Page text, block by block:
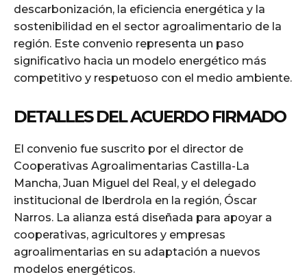
descarbonización, la eficiencia energética y la
sostenibilidad en el sector agroalimentario de la
región. Este convenio representa un paso
significativo hacia un modelo energético más
competitivo y respetuoso con el medio ambiente.
DETALLES DEL ACUERDO FIRMADO
El convenio fue suscrito por el director de
Cooperativas Agroalimentarias Castilla-La
Mancha, Juan Miguel del Real, y el delegado
institucional de Iberdrola en la región, Óscar
Narros. La alianza está diseñada para apoyar a
cooperativas, agricultores y empresas
agroalimentarias en su adaptación a nuevos
modelos energéticos.